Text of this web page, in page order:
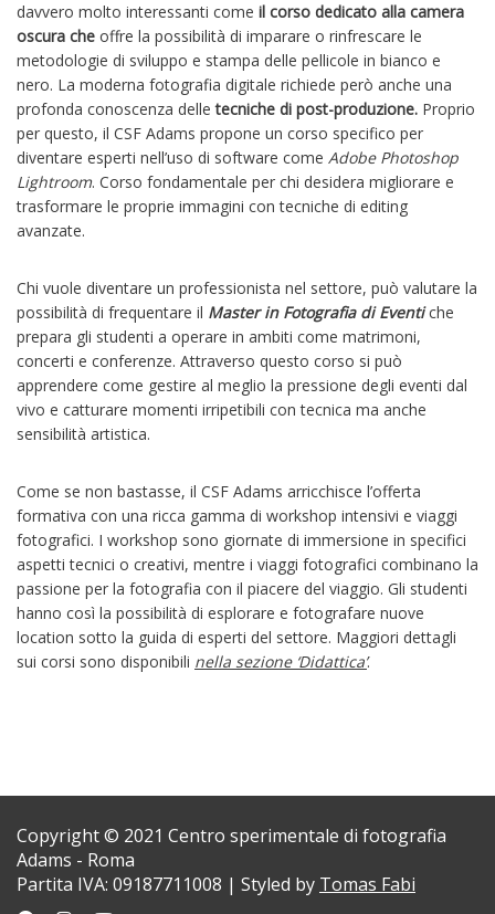
davvero molto interessanti come il corso dedicato alla camera
oscura che offre la possibilità di imparare o rinfrescare le
metodologie di sviluppo e stampa delle pellicole in bianco e
nero. La moderna fotografia digitale richiede però anche una
profonda conoscenza delletecniche di post-produzione. Proprio
per questo, il CSF Adams propone un corso specifico per
diventare esperti nell’uso di software come Adobe Photoshop
Lightroom. Corso fondamentale per chi desidera migliorare e
trasformare le proprie immagini con tecniche di editing
avanzate.
Chi vuole diventare un professionista nel settore, può valutare la
possibilità di frequentare il Master in Fotografia di Eventiche
prepara gli studenti a operare in ambiti come matrimoni,
concerti e conferenze. Attraverso questo corso si può
apprendere come gestire al meglio la pressione degli eventi dal
vivo e catturare momenti irripetibili con tecnica ma anche
sensibilità artistica.
Come se non bastasse, il CSF Adams arricchisce l’offerta
formativa con una ricca gamma di workshop intensivi e viaggi
fotografici. I workshop sono giornate di immersione in specifici
aspetti tecnici o creativi, mentre i viaggi fotografici combinano la
passione per la fotografia con il piacere del viaggio. Gli studenti
hanno così la possibilità di esplorare e fotografare nuove
location sotto la guida di esperti del settore. Maggiori dettagli
sui corsi sono disponibili nella sezione ‘Didattica’.
Copyright © 2021 Centro sperimentale di fotografia
Adams - Roma
Partita IVA: 09187711008 | Styled by Tomas Fabi